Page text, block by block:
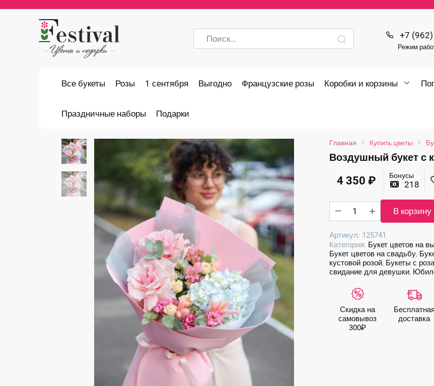
содержанию
Search
+7
Режим
Все букеты Розы 1 сентября Выгодно Французские розы Коробки и корзины
Праздничные наборы Подарки
Главная Купить цветы
Воздушный букет с
4 350 ₽ Бонусы
218
Количество
товара
букет
с
крупными
французскими
розами
В корзину
Артикул: 125741
Категория: Букет цветов на
Букет цветов на свадьбу,
кустовой розой, Букеты с
свидание для девушки,
Скидка на
самовывоз
300₽
Бесплатная
доставка